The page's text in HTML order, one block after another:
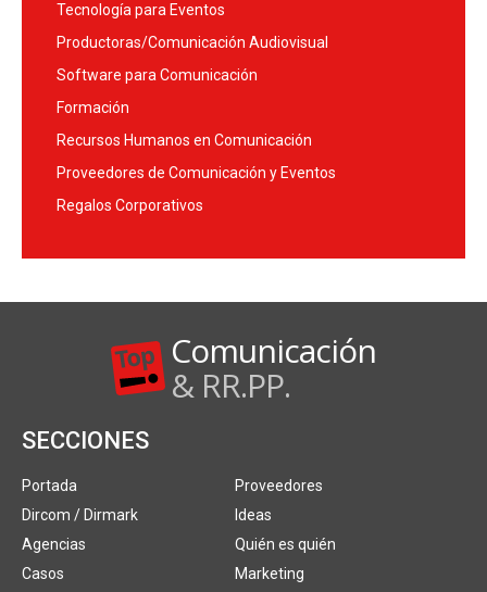
Tecnología para Eventos
Productoras/Comunicación Audiovisual
Software para Comunicación
Formación
Recursos Humanos en Comunicación
Proveedores de Comunicación y Eventos
Regalos Corporativos
Comunicación
& RR.PP.
SECCIONES
Portada
Dircom / Dirmark
Agencias
Casos
Proveedores
Ideas
Quién es quién
Marketing